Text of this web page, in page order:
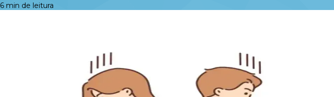
6 min de leitura